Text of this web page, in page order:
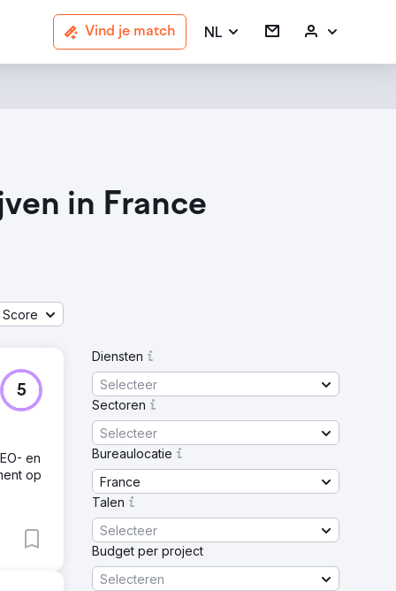
Vind je match NL
in France
5
en
op
Diensten
Selecteer
Sectoren
Selecteer
Bureaulocatie
France
Talen
Selecteer
Budget per project
Selecteren